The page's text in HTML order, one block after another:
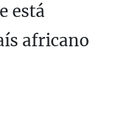
está
africano